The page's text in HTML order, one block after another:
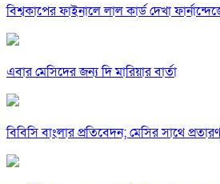
বিশ্বকাপের ফাইনালে লাল কার্ড দেখা
এবার মেসিদের জন্য দি মারিয়ার বার্তা
বিবিসি বাংলার প্রতিবেদন; মেসির সাথে